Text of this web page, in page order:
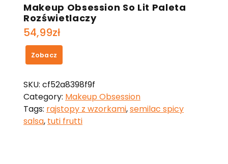
Makeup Obsession So Lit Paleta
Rozświetlaczy
54,99zł
Zobacz
SKU: cf52a8398f9f
Category: Makeup Obsession
Tags: rajstopy z wzorkami,semilac spicy
salsa, tuti frutti